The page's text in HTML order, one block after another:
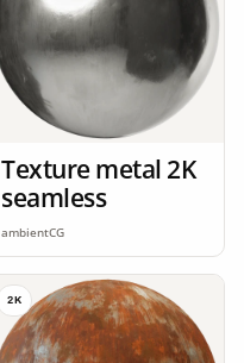
Texture metal 2K
seamless
ambientCG
2K